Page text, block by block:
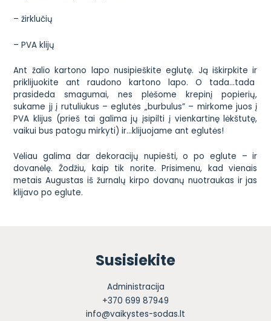
– žirklučių
– PVA klijų
Ant žalio kartono lapo nusipieškite eglutę. Ją iškirpkite ir
priklijuokite ant raudono kartono lapo. O tada…tada
prasideda smagumai, nes plėšome krepinį popierių,
sukame jį į rutuliukus – eglutės „burbulus” – mirkome juos į
PVA klijus (prieš tai galima jų įsipilti į vienkartinę lėkštutę,
vaikui bus patogu mirkyti) ir…klijuojame ant eglutės!
Vėliau galima dar dekoracijų nupiešti, o po eglute – ir
dovanėlę. Žodžiu, kaip tik norite. Prisimenu, kad vienais
metais Augustas iš žurnalų kirpo dovanų nuotraukas ir jas
klijavo po eglute.
Susisiekite
Administracija
+370 699 87949
info@vaikystes-sodas.lt